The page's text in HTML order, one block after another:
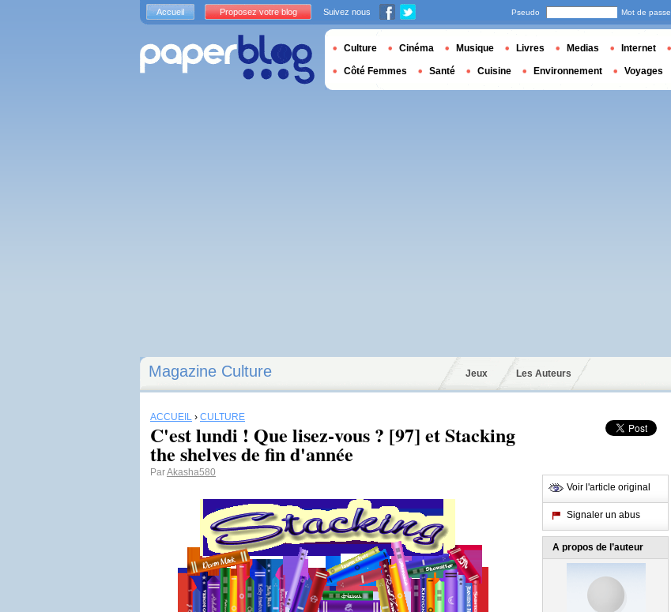
Magazine Culture Jeux Les Auteurs
ACCUEIL › CULTURE
C'est lundi ! Que lisez-vous ? [97] et Stacking
the shelves de fin d'année
ParAkasha580
Voir l'article original
Signaler un abus
A propos de l’auteur
Accueil Proposez votre blog Suivez nous Pseudo Mot de passe
Culture Cinéma Musique Livres Medias Internet
Côté Femmes Santé Cuisine Environnement Voyages